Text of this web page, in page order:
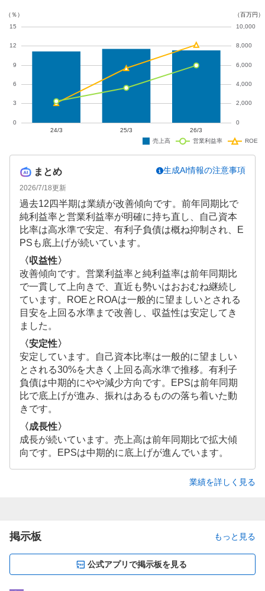
まとめ
2026/7/18更新
生成AI情報の注意事項
過去12四半期は業績が改善傾向です。前年同期比で
純利益率と営業利益率が明確に持ち直し、自己資本
比率は高水準で安定、有利子負債は概ね抑制され、E
PSも底上げが続いています。
〈収益性〉
改善傾向です。営業利益率と純利益率は前年同期比
で一貫して上向きで、直近も勢いはおおむね継続し
ています。ROEとROAは一般的に望ましいとされる
目安を上回る水準まで改善し、収益性は安定してき
ました。
〈安定性〉
安定しています。自己資本比率は一般的に望ましい
とされる30%を大きく上回る高水準で推移。有利子
負債は中期的にやや減少方向です。EPSは前年同期
比で底上げが進み、振れはあるものの落ち着いた動
きです。
〈成長性〉
成長が続いています。売上高は前年同期比で拡大傾
向です。EPSは中期的に底上げが進んでいます。
業績を詳しく見る
掲示板 もっと見る
公式アプリで掲示板を見る